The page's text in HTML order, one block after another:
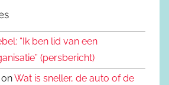
“Ik ben lid van een
(persbericht)
onWat is sneller, de auto of de